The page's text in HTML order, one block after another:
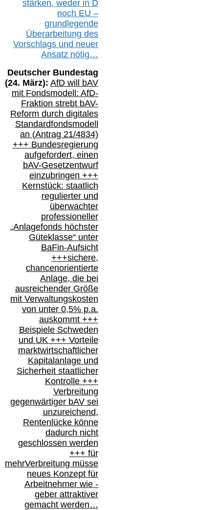
stärken, weder in D
noch EU –
grundlegende
Überarbeitung des
Vorschlags und neuer
Ansatz nötig…
Deutscher Bundestag
(24. März): AfD will bAV
mit Fondsmodell: AfD-
Fraktion strebt bAV-
Reform durch digitales
Standardfondsmodell
an (Antrag 21/4834)
+++ Bundesregierung
aufgefordert, einen
bAV-Gesetzentwurf
einzubringen +++
Kernstück: staatlich
regulierter und
überwachter
professioneller
„Anlagefonds höchster
Güteklasse“ unter
BaFin-Aufsicht
+++sichere,
chancenorientierte
Anlage, die bei
ausreichender Größe
mit Verwaltungskosten
von unter 0,5% p.a.
auskommt +++
Beispiele Schweden
und UK +++ Vorteile
marktwirtschaftlicher
Kapitalanlage und
Sicherheit staatlicher
Kontrolle +++
Verbreitung
gegenwärtiger bAVsei
unzureichend,
Rentenlücke könne
dadurch nicht
geschlossen werden
+++ für
mehrVerbreitung müsse
neues Konzept für
Arbeitnehmer wie-
geber attraktiver
gemacht werden…